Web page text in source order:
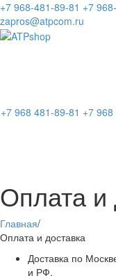
+7 968-481-89-81 +7
zapros@atpcom.ru
+7 968 481-89-81 +7
Оплата и
Главная/
Оплата и доставка
Доставка по
и РФ.